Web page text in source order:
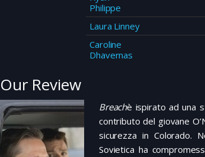
Philippe
Laura Linney
Caroline
Dhavernas
Our Review
Breachè ispirato ad una
contributo del giovane
sicurezza in Colorado.
Sovietica ha